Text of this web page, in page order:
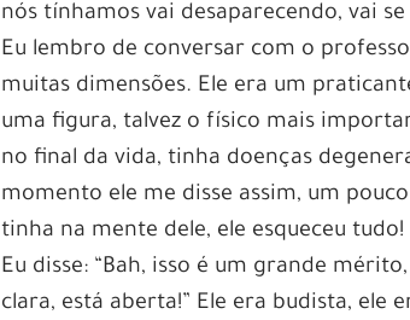
nós tínhamos vai desaparecendo, vai
Eu lembro de conversar com o
muitas dimensões. Ele era um
uma figura, talvez o físico mais
no final da vida, tinha doenças
momento ele me disse assim, um
tinha na mente dele, ele esqueceu tudo!
Eu disse: “Bah, isso é um grande
clara, está aberta!” Ele era budista, ele